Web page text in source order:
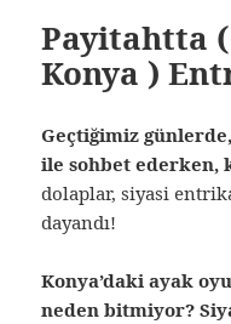
Payitahtta
Konya )
Geçtiğimiz
ile sohbet ederken,
dolaplar, siyasi
dayandı!
Konya’daki ayak
neden bitmiyor?